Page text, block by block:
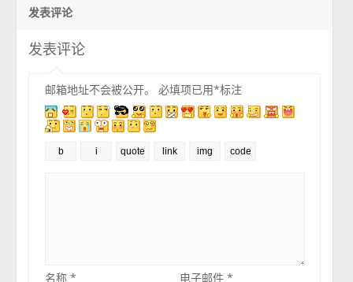
发表评论
发表评论
邮箱地址不会被公开。 必填项已用*标注
名称* 电子邮件*